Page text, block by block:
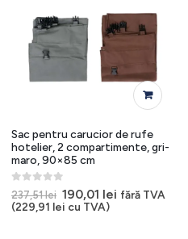
Sac pentru carucior de rufe
hotelier, 2 compartimente, gri-
maro, 90×85 cm
0out of 5
237,51lei Prețul
inițial
190,01 leiPrețul
fără TVA
(229,91 lei cu TVA)